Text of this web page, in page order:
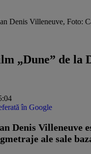
Denis Villeneuve, Foto:
„Dune” de la
în Google
Denis Villeneuve
ale sale